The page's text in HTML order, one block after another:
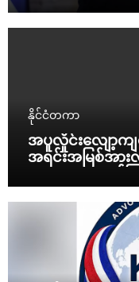
နိုင်ငံတကာ
အပူလှိုင်းလျော့က
အရင်းအမြစ်အား